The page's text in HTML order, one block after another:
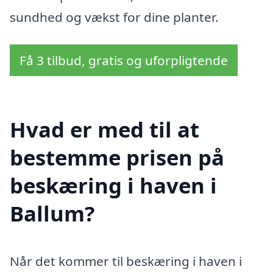
sundhed og vækst for dine planter.
Få 3 tilbud, gratis og uforpligtende
Hvad er med til at
bestemme prisen på
beskæring i haven i
Ballum?
Når det kommer til beskæring i haven i